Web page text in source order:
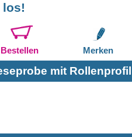
los!
Bestellen Merken
mit Rollenprofil